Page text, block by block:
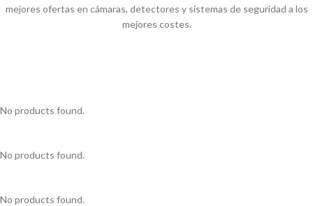
mejores ofertas en cámaras, detectores y sistemas de seguridad a los
mejores costes.
No products found.
No products found.
No products found.